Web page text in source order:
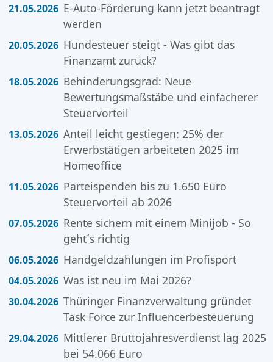
21.05.2026 E-Auto-Förderung kann jetzt beantragt
werden
20.05.2026 Hundesteuer steigt - Was gibt das
Finanzamt zurück?
18.05.2026 Behinderungsgrad: Neue
Bewertungsmaßstäbe und einfacherer
Steuervorteil
13.05.2026 Anteil leicht gestiegen: 25% der
Erwerbstätigen arbeiteten 2025 im
Homeoffice
11.05.2026 Parteispenden bis zu 1.650 Euro
Steuervorteil ab 2026
07.05.2026 Rente sichern mit einem Minijob - So
geht´s richtig
06.05.2026 Handgeldzahlungen im Profisport
04.05.2026 Was ist neu im Mai 2026?
30.04.2026 Thüringer Finanzverwaltung gründet
Task Force zur Influencerbesteuerung
29.04.2026 Mittlerer Bruttojahresverdienst lag 2025
bei 54.066 Euro